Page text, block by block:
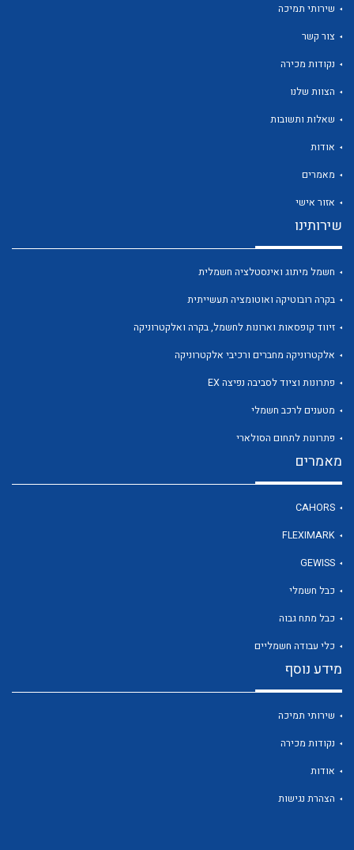
לכל מוצרי היצרן
לכל מוצרי היצרן
שירותי תמיכה
צור קשר
נקודות מכירה
הצוות שלנו
שאלות ותשובות
אודות
מאמרים
אזור אישי
שירותינו
חשמל מיתוג ואינסטלציה חשמלית
בקרה רובוטיקה ואוטומציה תעשייתית
זיווד קופסאות וארונות לחשמל, בקרה ואלקטרוניקה
אלקטרוניקה מחברים ורכיבי אלקטרוניקה
פתרונות וציוד לסביבה נפיצה EX
מטענים לרכב חשמלי
פתרונות לתחום הסולארי
מאמרים
CAHORS
FLEXIMARK
GEWISS
כבל חשמלי
כבל מתח גבוה
כלי עבודה חשמליים
מידע נוסף
שירותי תמיכה
נקודות מכירה
אודות
הצהרת נגישות